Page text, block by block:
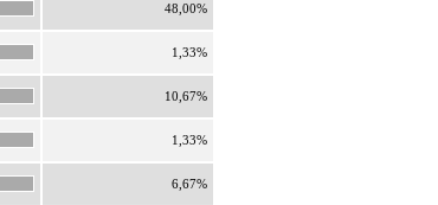
48,00%
1,33%
10,67%
1,33%
6,67%